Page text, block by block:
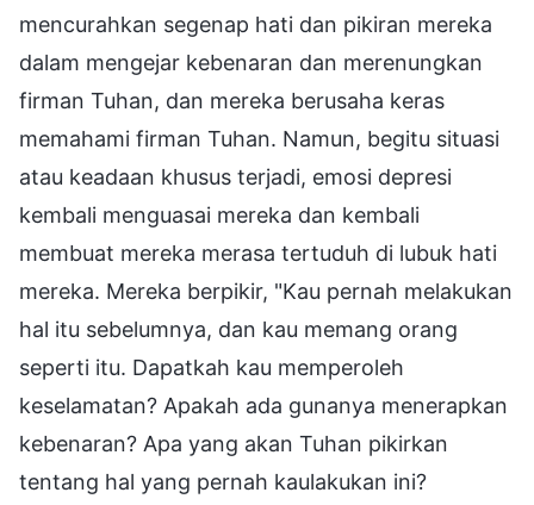
mencurahkan segenap hati dan pikiran mereka
dalam mengejar kebenaran dan merenungkan
firman Tuhan, dan mereka berusaha keras
memahami firman Tuhan. Namun, begitu situasi
atau keadaan khusus terjadi, emosi depresi
kembali menguasai mereka dan kembali
membuat mereka merasa tertuduh di lubuk hati
mereka. Mereka berpikir, "Kau pernah melakukan
hal itu sebelumnya, dan kau memang orang
seperti itu. Dapatkah kau memperoleh
keselamatan? Apakah ada gunanya menerapkan
kebenaran? Apa yang akan Tuhan pikirkan
tentang hal yang pernah kaulakukan ini?